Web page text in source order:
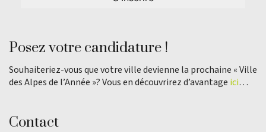
Posez votre candidature !
Souhaiteriez-vous que votre ville devienne la prochaine « Ville
des Alpes de l’Année »? Vous en découvrirez d’avantage ici…
Contact